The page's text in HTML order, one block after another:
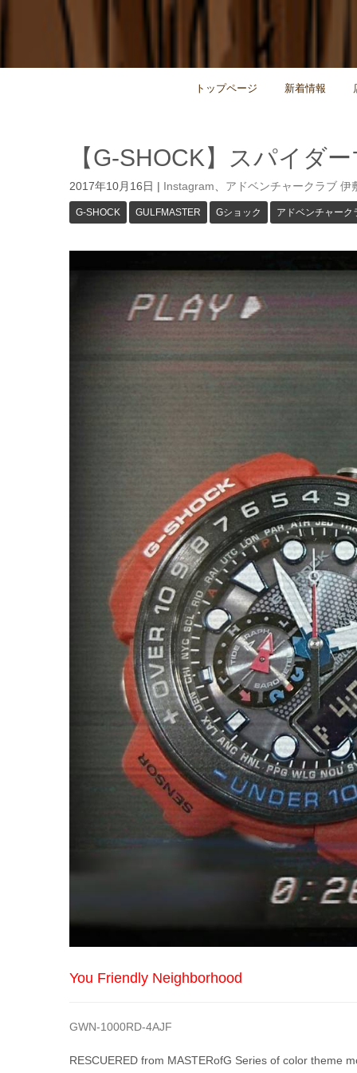
トップページ 新着情報
【G-SHOCK】スパイダ
2017年10月16日 Instagram、 アドベンチャークラブ 伊
G-SHOCK GULFMASTER Gショック アドベンチャーク
You Friendly Neighborhood
GWN-1000RD-4AJF
RESCUERED from MASTERofG Series of color theme